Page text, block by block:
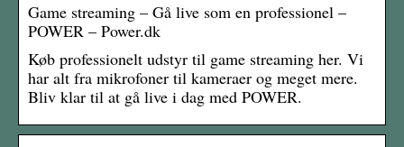
Game streaming – Gå live som en professionel –
POWER – Power.dk
Køb professionelt udstyr til game streaming her. Vi
har alt fra mikrofoner til kameraer og meget mere.
Bliv klar til at gå live i dag med POWER.